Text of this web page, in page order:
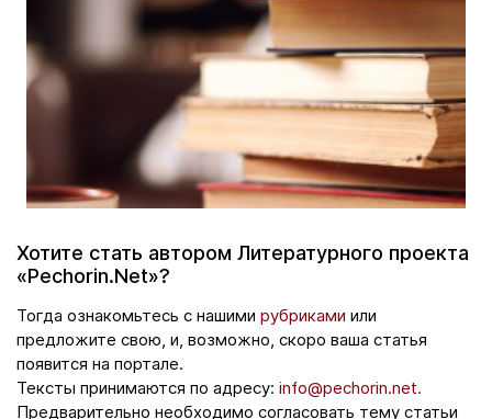
Хотите стать автором Литературного проекта
«Pechorin.Net»?
Тогда ознакомьтесь с нашими рубриками или
предложите свою, и, возможно, скоро ваша статья
появится на портале.
Тексты принимаются по адресу: info@pechorin.net.
Предварительно необходимо согласовать тему статьи